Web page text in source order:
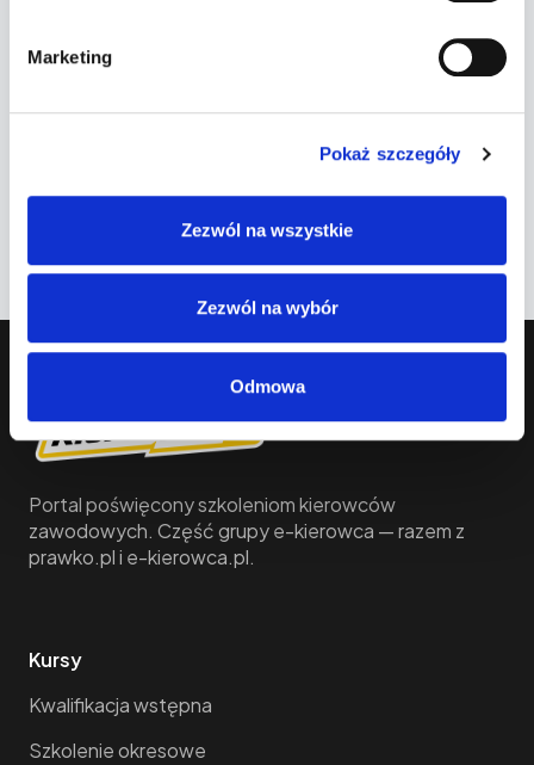
Marketing
Pokaż szczegóły
Zezwól na wszystkie
Zezwól na wybór
Odmowa
Zapamiętaj moje dane w tej przeglądarce
Portal poświęcony szkoleniom kierowców
zawodowych. Część grupy e-kierowca — razem z
prawko.pl i e-kierowca.pl.
Kursy
Kwalifikacja wstępna
Szkolenie okresowe